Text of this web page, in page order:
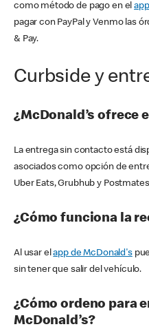
como método de pago en el
pagar con PayPal y Venmo las
& Pay.
Curbside y
¿McDonald’s ofrece
La entrega sin contacto está
asociados como opción de
Uber Eats, Grubhub y
¿Cómo funciona la
Al usar elapp de McDonald's
sin tener que salir del vehículo.
¿Cómo ordeno para
McDonald’s?